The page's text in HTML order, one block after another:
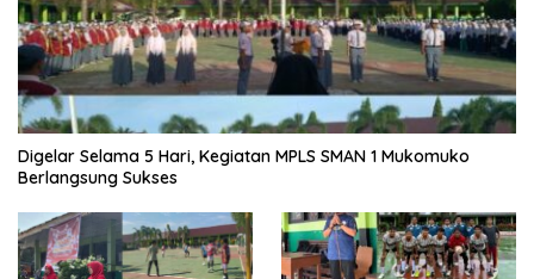
Digelar Selama 5 Hari, Kegiatan MPLS SMAN 1 Mukomuko
Berlangsung Sukses